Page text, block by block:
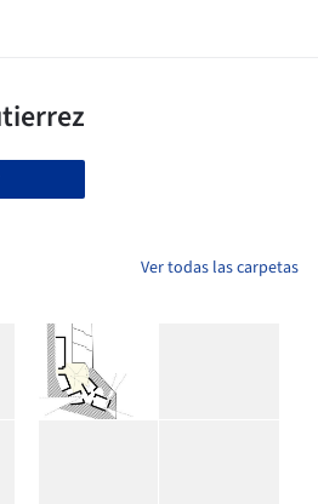
Ver todas las carpetas